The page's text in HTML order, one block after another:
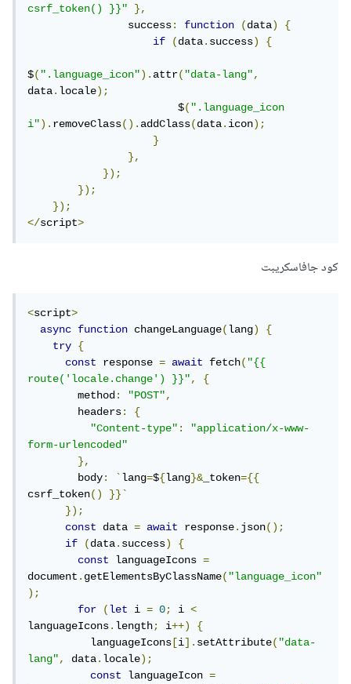
csrf_token() }}"
},
                success
: function (data)
{
if
(data.success) {
$(".language_icon").attr("data-lang",
data.locale);
                        $
(".language_icon
i").removeClass().addClass(data.icon);
}
},
});
});
});
</script>
كود جافاسكريبت
<script>
async
function changeLanguage(lang)
{
try
{
const
response = await fetch("{{
route('locale.change') }}",
{
        method
: "POST",
        headers
:
{
"Content-type":
"application/x-www-
form-urlencoded"
},
        body
: `lang=${lang}& _token={{
csrf_token()
}}`
});
const
data = await response.json();
if
(data.success)
{
const
languageIcons =
document.getElementsByClassName("language_icon"
);
for
(let i = 0; i <
languageIcons.length; i++)
{
          languageIcons
[i].setAttribute("data-
lang", data.locale);
const
languageIcon =